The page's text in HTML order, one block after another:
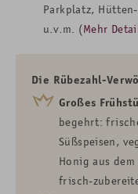
Parkplatz,
u.v.m. (Mehr
Die Rübezahl-
Großes
begehrt:
Süßspeisen,
Honig aus
frisch-